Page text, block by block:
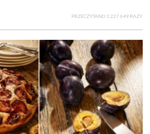
PRZECZYTANO 1 227 649 RAZY